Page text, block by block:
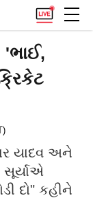
'ભાઈ,
યાદવ અને
સૂર્યાએ
દો" કહીને